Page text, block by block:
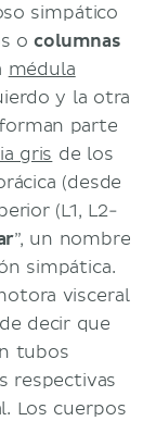
simpático
ocolumnas
médula
y la otra
parte
gris de los
(desde
(L1, L2-
”, un nombre
simpática.
visceral
decir que
tubos
respectivas
Los cuerpos